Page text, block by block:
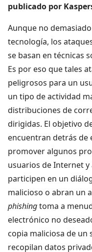
publicado por
Aunque no
tecnología, los
se basan en técnicas
Es por eso que tales
peligrosos para un
un tipo de actividad
distribuciones de
dirigidas. El objetivo
encuentran detrás de
promover algunos
usuarios de Internet
participen en un
malicioso o abran un
phishingtoma a
electrónico no
copia maliciosa de un
recopilan datos